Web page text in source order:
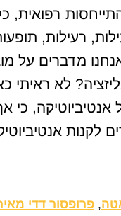
רפואית,
רעילות,
מדברים על
לא ראיתי
אנטיביוטיקה, כי
לקנות
,פרופסור דדי